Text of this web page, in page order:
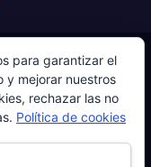
reservados.
Audiovisuales El
Contacto
para garantizar el
y mejorar nuestros
rechazar las no
Política de cookies